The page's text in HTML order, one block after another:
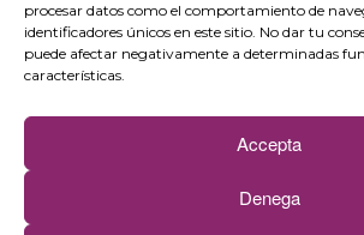
procesar datos como el comportamiento de
identificadores únicos en este sitio. No dar tu
puede afectar negativamente a determinadas
características.
Accepta
Denega
Política de privacidad
Condiciones de uso
Política de cookies
Contacto